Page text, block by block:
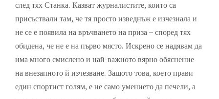
след тях Станка. Казват журналистите, които са
присъствали там, че тя просто изведнъж е изчезнала и
не се е появила на връчването на приза – според тях
обидена, че не е на първо място. Искрено се надявам да
има много смислено и най-важното вярно обяснение
на внезапното й изчезване. Защото това, което прави
един спортист голям, е не само умението да печели, а